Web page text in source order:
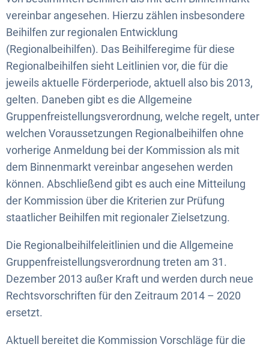
vereinbar angesehen. Hierzu zählen insbesondere
Beihilfen zur regionalen Entwicklung
(Regionalbeihilfen). Das Beihilferegime für diese
Regionalbeihilfen sieht Leitlinien vor, die für die
jeweils aktuelle Förderperiode, aktuell also bis 2013,
gelten. Daneben gibt es die Allgemeine
Gruppenfreistellungsverordnung, welche regelt, unter
welchen Voraussetzungen Regionalbeihilfen ohne
vorherige Anmeldung bei der Kommission als mit
dem Binnenmarkt vereinbar angesehen werden
können. Abschließend gibt es auch eine Mitteilung
der Kommission über die Kriterien zur Prüfung
staatlicher Beihilfen mit regionaler Zielsetzung.
Die Regionalbeihilfeleitlinien und die Allgemeine
Gruppenfreistellungsverordnung treten am 31.
Dezember 2013 außer Kraft und werden durch neue
Rechtsvorschriften für den Zeitraum 2014 – 2020
ersetzt.
Aktuell bereitet die Kommission Vorschläge für die